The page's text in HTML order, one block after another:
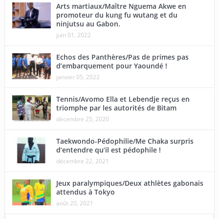
Arts martiaux/Maître Nguema Akwe en
promoteur du kung fu wutang et du
ninjutsu au Gabon.
juin 01, 2022
Echos des Panthères/Pas de primes pas
d’embarquement pour Yaoundé !
janvier 05, 2022
Tennis/Avomo Ella et Lebendje reçus en
triomphe par les autorités de Bitam
décembre 25, 2020
Taekwondo-Pédophilie/Me Chaka surpris
d’entendre qu’il est pédophile !
décembre 22, 2021
Jeux paralympiques/Deux athlètes gabonais
attendus à Tokyo
août 20, 2021